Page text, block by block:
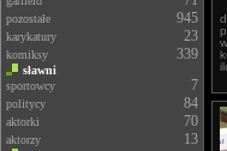
pozostałe 945
karykatury 23
komiksy 339
sławni
sportowcy
7
politycy 84
aktorki 70
aktorzy 13